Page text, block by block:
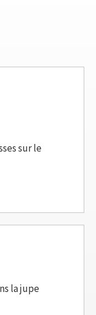
sur le
la jupe